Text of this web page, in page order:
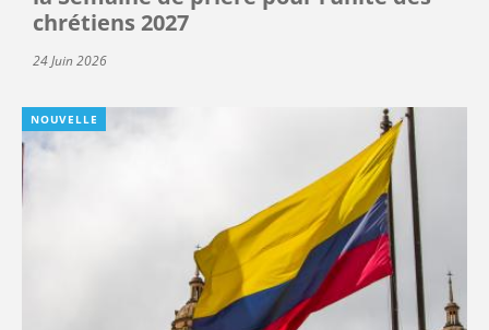
chrétiens 2027
24 Juin 2026
NOUVELLE